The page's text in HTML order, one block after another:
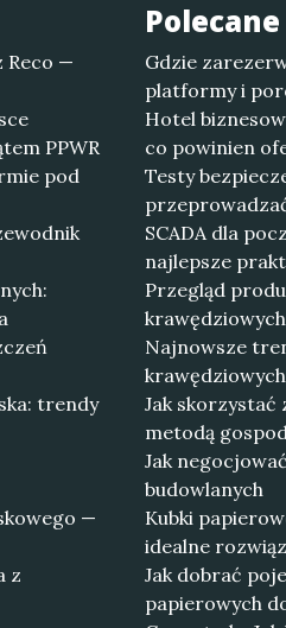
Reco —
PPWR
pod
trendy
—
z
Gdzie
platformy i
Hotel
co powinien
Testy
SCADA dla
najlepsze
Przegląd
Najnowsze
Jak skorzystać
metodą
Jak
budowlanych
Kubki
idealne
Jak dobrać
papierowych